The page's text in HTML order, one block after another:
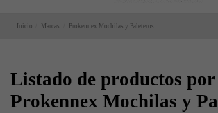
Inicio Marcas Prokennex Mochilas y Paleteros
Listado de productos
Prokennex Mochilas y